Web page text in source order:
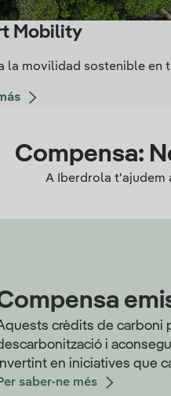
Mobility
la movilidad sostenible
Compensa:
A Iberdrola t'ajudem
crèdits de carboni
i
en iniciatives que
saber-ne més